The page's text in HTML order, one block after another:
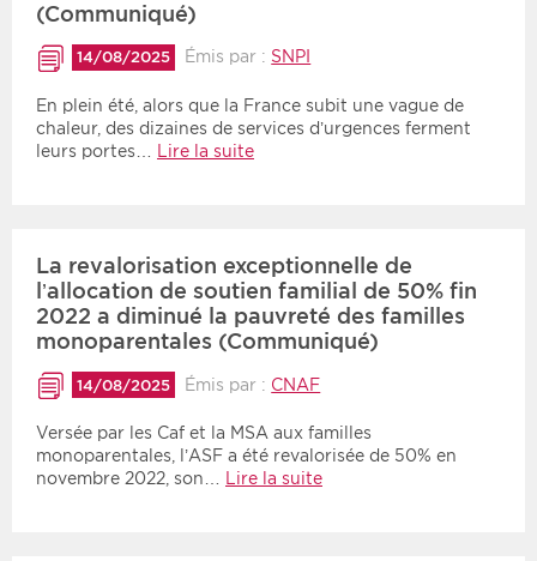
(Communiqué)
14/08/2025 Émis par : SNPI
En plein été, alors que la France subit une vague de
chaleur, des dizaines de services d’urgences ferment
leurs portes…
Lire la suite
La revalorisation exceptionnelle de
l’allocation de soutien familial de 50% fin
2022 a diminué la pauvreté des familles
monoparentales (Communiqué)
14/08/2025 Émis par : CNAF
Versée par les Caf et la MSA aux familles
monoparentales, l’ASF a été revalorisée de 50% en
novembre 2022, son…
Lire la suite